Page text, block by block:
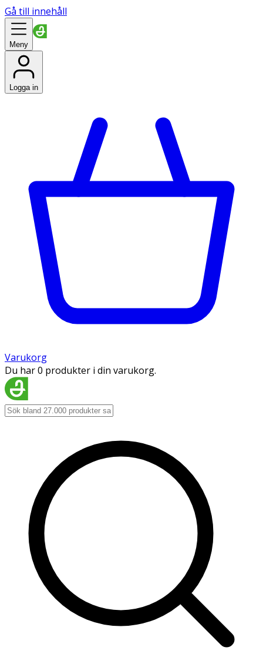
Gå till innehåll
Meny
Logga in
Varukorg
Du har 0 produkter i din varukorg.